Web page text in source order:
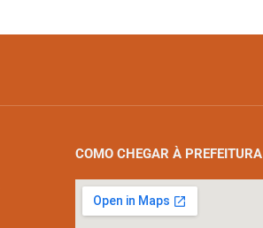
COMO CHEGAR À PREFEITURA